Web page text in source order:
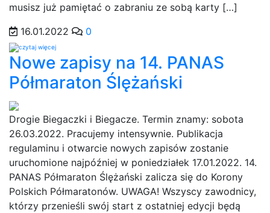
musisz już pamiętać o zabraniu ze sobą karty […]
16.01.2022
0
Nowe zapisy na 14. PANAS
Półmaraton Ślężański
Drogie Biegaczki i Biegacze. Termin znamy: sobota
26.03.2022. Pracujemy intensywnie. Publikacja
regulaminu i otwarcie nowych zapisów zostanie
uruchomione najpóźniej w poniedziałek 17.01.2022. 14.
PANAS Półmaraton Ślężański zalicza się do Korony
Polskich Półmaratonów. UWAGA! Wszyscy zawodnicy,
którzy przenieśli swój start z ostatniej edycji będą